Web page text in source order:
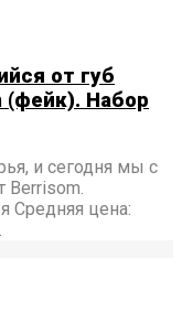
от губ
(фейк). Набор
и сегодня мы с
Berrisom.
Средняя цена: